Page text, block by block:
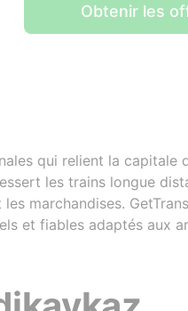
Obtenir les
qui relient la capitale
les trains longue
marchandises.
et fiables adaptés aux